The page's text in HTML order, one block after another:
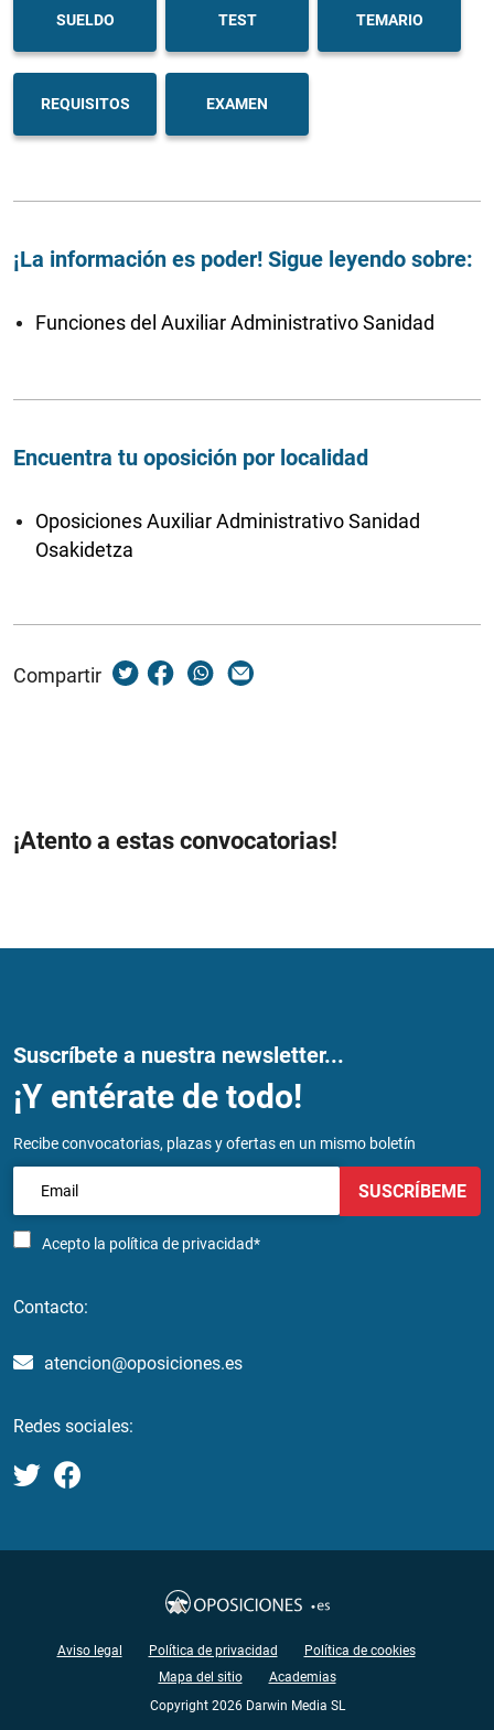
SUELDO TEST TEMARIO
REQUISITOS EXAMEN
¡La información es poder! Sigue leyendo sobre:
Funciones del Auxiliar Administrativo Sanidad
Encuentra tu oposición por localidad
Oposiciones Auxiliar Administrativo Sanidad
Osakidetza
Compartir
¡Atento a estas convocatorias!
Suscríbete a nuestra newsletter...
¡Y entérate de todo!
Recibe convocatorias, plazas y ofertas en un mismo boletín
Acepto la política de privacidad*
SUSCRÍBEME
Contacto:
atencion@oposiciones.es
Redes sociales:
Aviso legal Política de privacidad
Política de cookies
Mapa del sitio
Academias
Copyright 2026 Darwin Media SL